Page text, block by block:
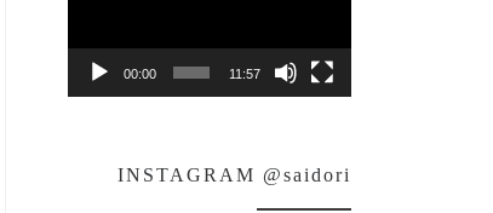
00:00 11:57
INSTAGRAM @saidori